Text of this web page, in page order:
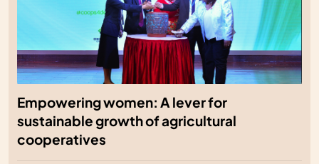
Empowering women: A lever for
sustainable growth of agricultural
cooperatives